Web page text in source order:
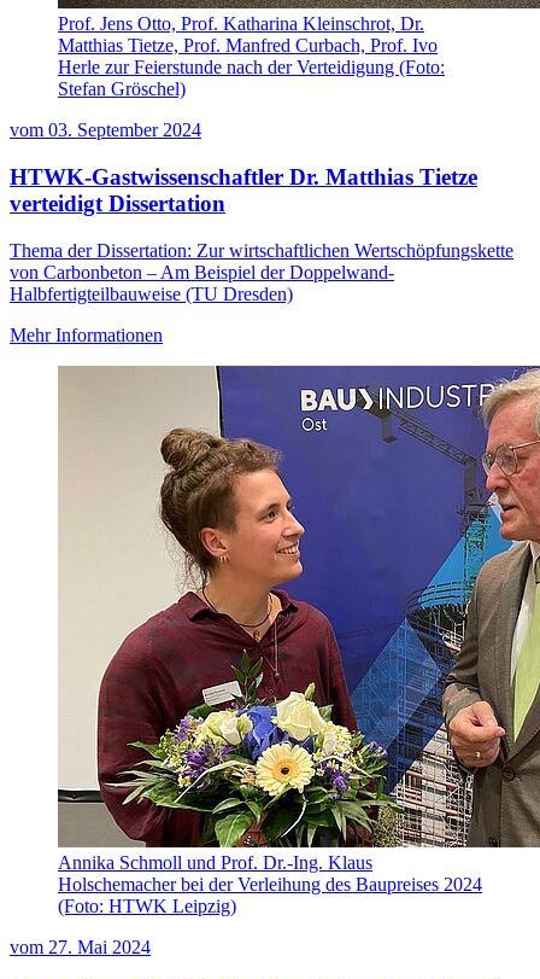
Prof. Jens Otto, Prof. Katharina Kleinschrot, Dr.
Matthias Tietze, Prof. Manfred Curbach, Prof. Ivo
Herle zur Feierstunde nach der Verteidigung (Foto:
Stefan Gröschel)
vom 03. September 2024
HTWK-Gastwissenschaftler Dr. Matthias Tietze
verteidigt Dissertation
Thema der Dissertation: Zur wirtschaftlichen Wertschöpfungskette
von Carbonbeton – Am Beispiel der Doppelwand-
Halbfertigteilbauweise (TU Dresden)
Mehr Informationen
Annika Schmoll und Prof. Dr.-Ing. Klaus
Holschemacher bei der Verleihung des Baupreises 2024
(Foto: HTWK Leipzig)
vom 27. Mai 2024